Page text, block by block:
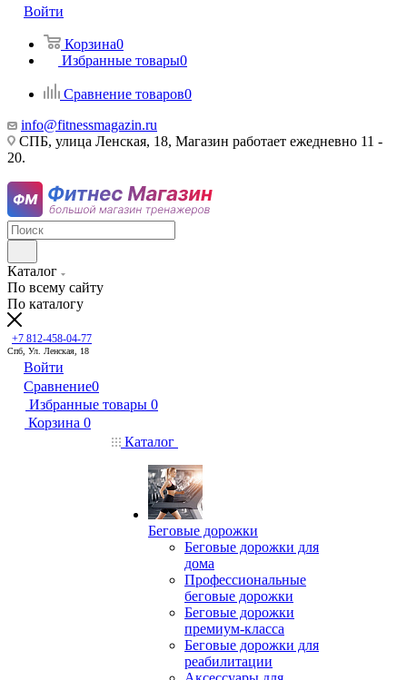
Войти
Корзина0
Избранные товары0
Сравнение товаров0
info@fitnessmagazin.ru
СПБ, улица Ленская, 18, Магазин работает ежедневно 11 -
20.
Каталог
По всему сайту
По каталогу
+7 812-458-04-77
Спб, Ул. Ленская, 18
Войти
Сравнение0
Избранные товары 0
Корзина 0
Каталог
Беговые дорожки
Беговые дорожки для
дома
Профессиональные
беговые дорожки
Беговые дорожки
премиум-класса
Беговые дорожки для
реабилитации